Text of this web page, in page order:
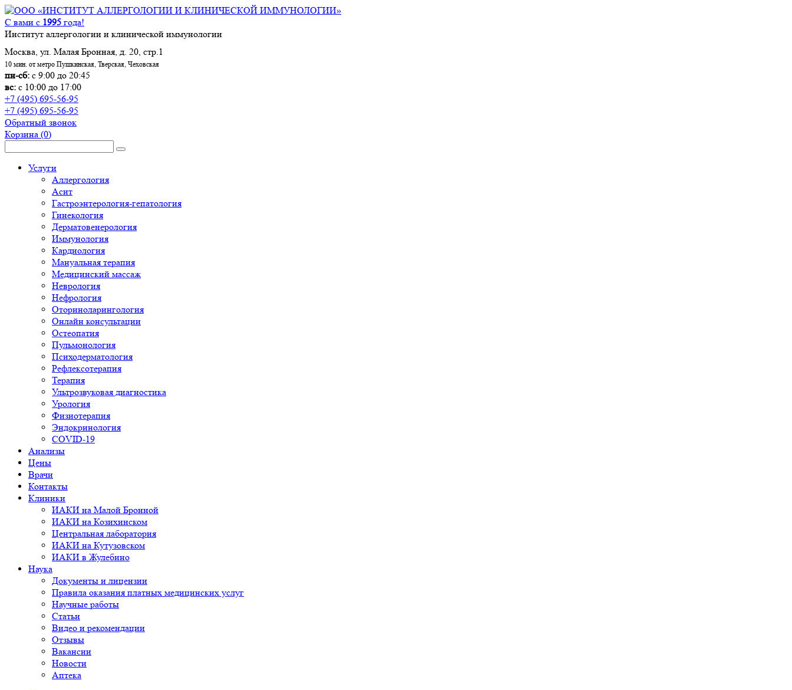
С вами с 1995 года!
Институт аллергологии и клинической иммунологии
Москва, ул. Малая Бронная, д. 20, стр.1
10 мин. от метро Пушкинская, Тверская, Чеховская
пн-сб: с 9:00 до 20:45
вс: с 10:00 до 17:00
+7 (495) 695-56-95
+7 (495) 695-56-95
Обратный звонок
Корзина (0)
Услуги
Аллергология
Асит
Гастроэнтерология-гепатология
Гинекология
Дерматовенерология
Иммунология
Кардиология
Мануальная терапия
Медицинский массаж
Неврология
Нефрология
Оториноларингология
Онлайн консультации
Остеопатия
Пульмонология
Психодерматология
Рефлексотерапия
Терапия
Ультрозвуковая диагностика
Урология
Физиотерапия
Эндокринология
COVID-19
Анализы
Цены
Врачи
Контакты
Клиники
ИАКИ на Малой Бронной
ИАКИ на Козихинском
Центральная лаборатория
ИАКИ на Кутузовском
ИАКИ в Жулебино
Наука
Документы и лицензии
Правила оказания платных медицинских услуг
Научные работы
Статьи
Видео и рекомендации
Отзывы
Вакансии
Новости
Аптека